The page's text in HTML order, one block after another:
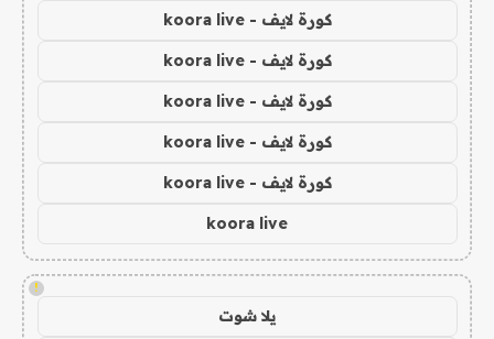
كورة لايف - koora live
كورة لايف - koora live
كورة لايف - koora live
كورة لايف - koora live
كورة لايف - koora live
koora live
!
يلا شوت